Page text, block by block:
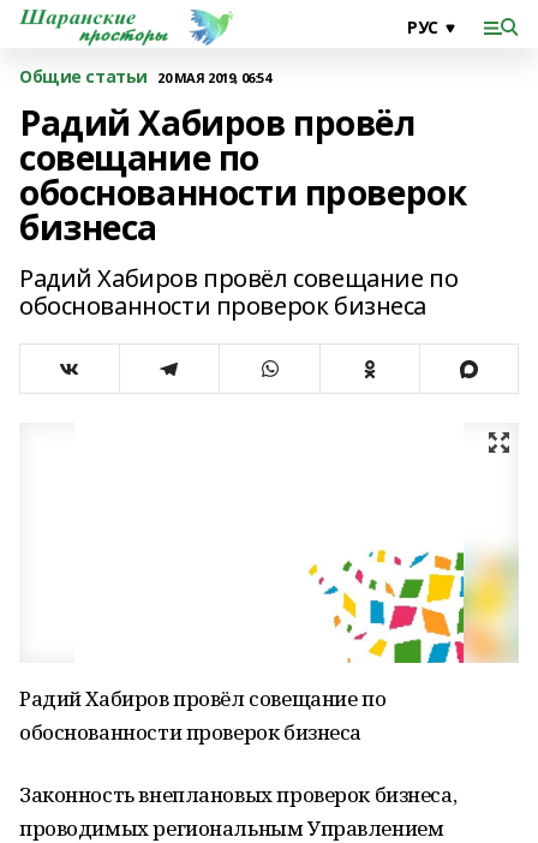
Общие статьи 20 МАЯ 2019, 06:54
Радий Хабиров провёл
совещание по
обоснованности проверок
бизнеса
Радий Хабиров провёл совещание по
обоснованности проверок бизнеса
Радий Хабиров провёл совещание по
обоснованности проверок бизнеса
Законность внеплановых проверок бизнеса,
проводимых региональным Управлением